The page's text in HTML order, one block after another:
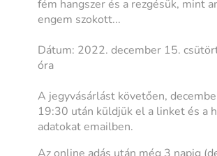
fém hangszer és a rezgésük, mint
engem szokott...
Dátum: 2022. december 15.
óra
A jegyvásárlást követően,
19:30 után küldjük el a linket és a
adatokat emailben.